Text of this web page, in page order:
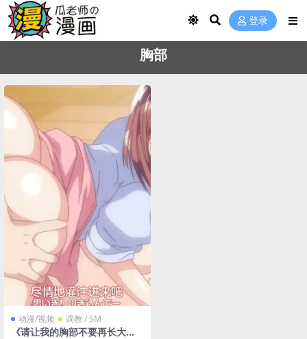
登录
胸部
动漫/视频 调教 / SM
《请让我的胸部不要再长大